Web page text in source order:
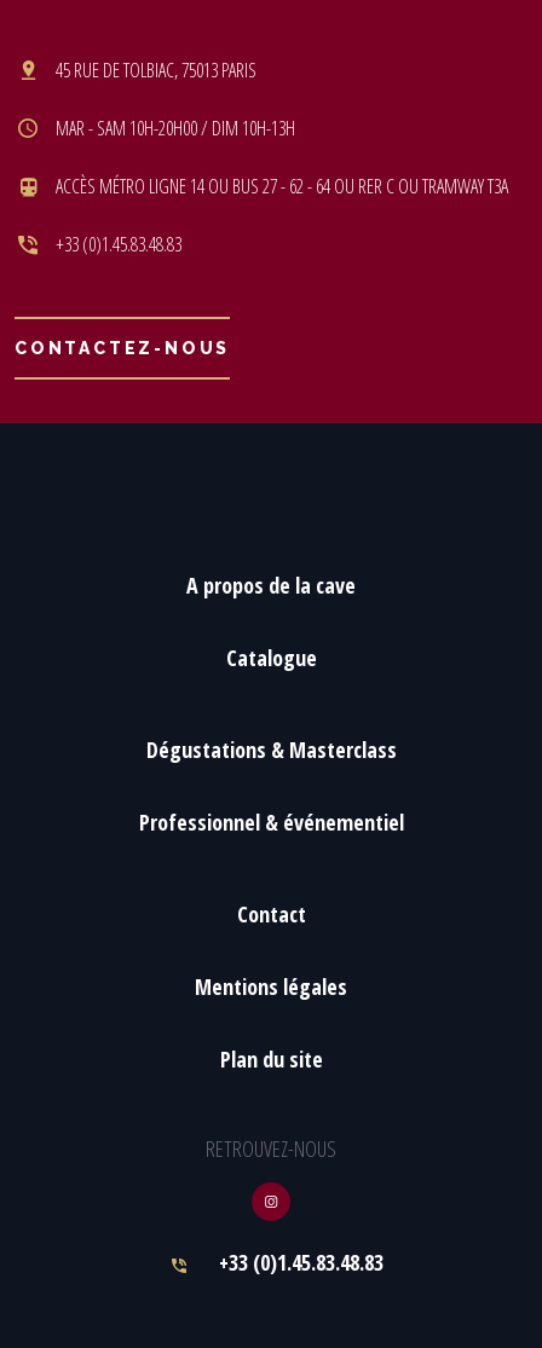
45 RUE DE TOLBIAC, 75013 PARIS
MAR - SAM 10H-20H00 / DIM 10H-13H
ACCÈS MÉTRO LIGNE 14 OU BUS 27 - 62 - 64 OU RER C OU TRAMWAY T3A
+33 (0)1.45.83.48.83
CONTACTEZ-NOUS
A propos de la cave
Catalogue
Dégustations & Masterclass
Professionnel & événementiel
Contact
Mentions légales
Plan du site
RETROUVEZ-NOUS
+33 (0)1.45.83.48.83